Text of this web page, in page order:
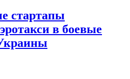
стартапы
в боевые